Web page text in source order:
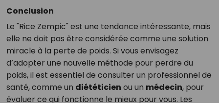
Conclusion
Le "Rice Zempic" est une tendance intéressante, mais
elle ne doit pas être considérée comme une solution
miracle à la perte de poids. Si vous envisagez
d’adopter une nouvelle méthode pour perdre du
poids, il est essentiel de consulter un professionnel de
santé, comme un diététicien ou un médecin, pour
évaluer ce qui fonctionne le mieux pour vous. Les